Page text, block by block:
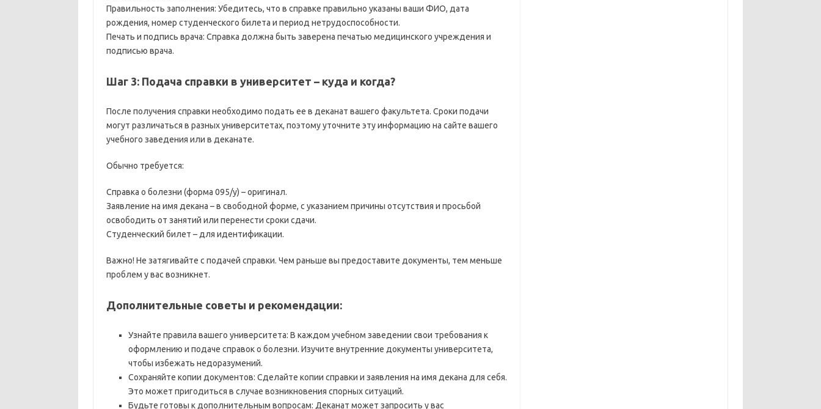
Правильность заполнения: Убедитесь, что в справке правильно указаны ваши ФИО, дата
рождения, номер студенческого билета и период нетрудоспособности.
Печать и подпись врача: Справка должна быть заверена печатью медицинского учреждения и
подписью врача.
Шаг 3: Подача справки в университет – куда и когда?
После получения справки необходимо подать ее в деканат вашего факультета. Сроки подачи
могут различаться в разных университетах, поэтому уточните эту информацию на сайте вашего
учебного заведения или в деканате.
Обычно требуется:
Справка о болезни (форма 095/у) – оригинал.
Заявление на имя декана – в свободной форме, с указанием причины отсутствия и просьбой
освободить от занятий или перенести сроки сдачи.
Студенческий билет – для идентификации.
Важно! Не затягивайте с подачей справки. Чем раньше вы предоставите документы, тем меньше
проблем у вас возникнет.
Дополнительные советы и рекомендации:
Узнайте правила вашего университета: В каждом учебном заведении свои требования к
оформлению и подаче справок о болезни. Изучите внутренние документы университета,
чтобы избежать недоразумений.
Сохраняйте копии документов: Сделайте копии справки и заявления на имя декана для себя.
Это может пригодиться в случае возникновения спорных ситуаций.
Будьте готовы к дополнительным вопросам: Деканат может запросить у вас